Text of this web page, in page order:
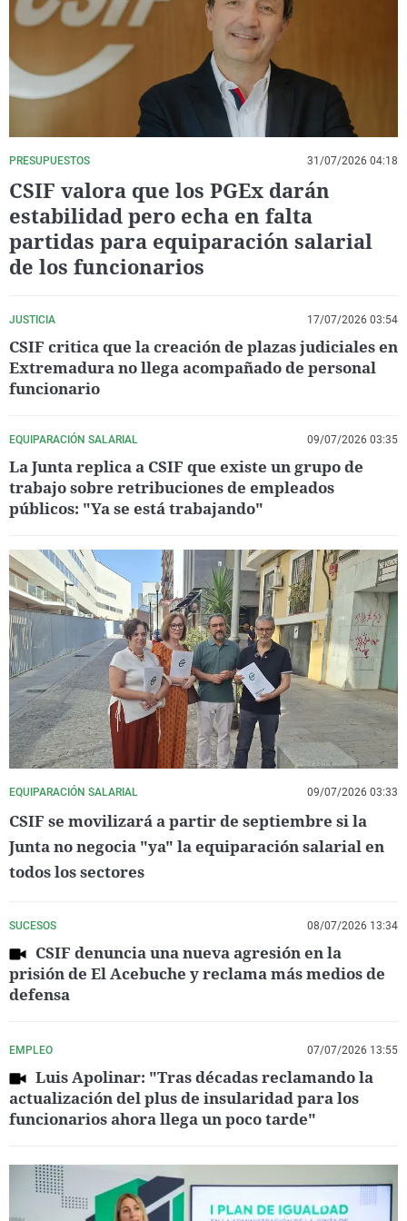
La rosa de los vientos
Gente viajera
Como el perro y el
Caso
Retornados
Equipo de
Operación Viuda
Extremadura
Galicia
La Rioja
Navarra
País Vasco
Virales
Televisión
Elecciones
PRESUPUESTOS 31/07/2026 04:18
CSIF valora que los PGEx darán
estabilidad pero echa en falta
partidas para equiparación salarial
de los funcionarios
JUSTICIA 17/07/2026 03:54
CSIF critica que la creación de plazas judiciales en
Extremadura no llega acompañado de personal
funcionario
EQUIPARACIÓN SALARIAL 09/07/2026 03:35
La Junta replica a CSIF que existe un grupo de
trabajo sobre retribuciones de empleados
públicos: "Ya se está trabajando"
EQUIPARACIÓN SALARIAL 09/07/2026 03:33
CSIF se movilizará a partir de septiembre si la
Junta no negocia "ya" la equiparación salarial en
todos los sectores
SUCESOS 08/07/2026 13:34
CSIF denuncia una nueva agresión en la
prisión de El Acebuche y reclama más medios de
defensa
EMPLEO 07/07/2026 13:55
Luis Apolinar: "Tras décadas reclamando la
actualización del plus de insularidad para los
funcionarios ahora llega un poco tarde"